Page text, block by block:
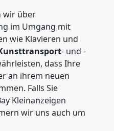
wir über
im Umgang mit
wie Klavieren und
- und -
dass Ihre
an ihrem neuen
Falls Sie
Kleinanzeigen
wir uns auch um